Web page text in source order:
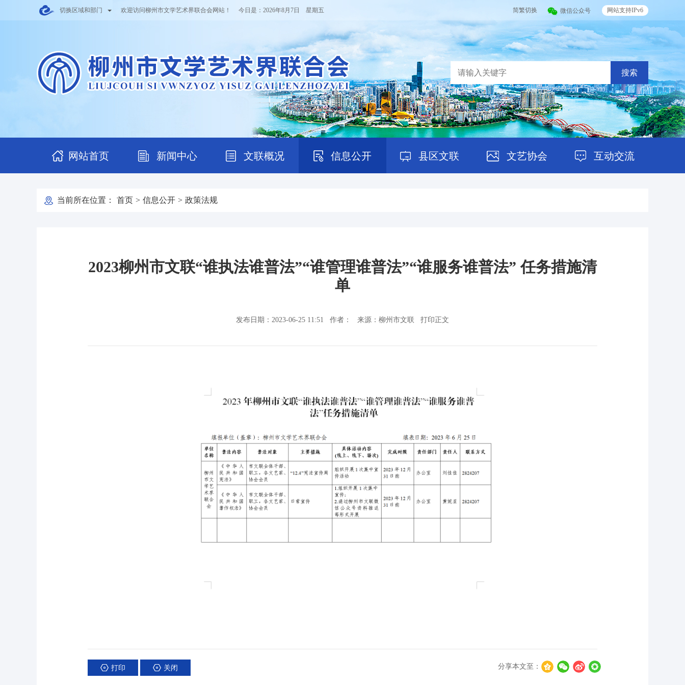
切换区域和部门 网站支持IPv6
简繁切换 微信公众号
欢迎访问柳州市文学艺术界联合会网站！ 今日是： 2026年8月7日 星期五
搜索
网站首页 新闻中心 文联概况 信息公开 县区文联 文艺协会 互动交流
当前所在位置： 首页 > 信息公开 > 政策法规
2023柳州市文联“谁执法谁普法”“谁管理谁普法”“谁服务谁普法” 任务措施清
单
发布日期：2023-06-25 11:51 作者： 来源：柳州市文联 打印正文
打印 关闭 分享本文至：